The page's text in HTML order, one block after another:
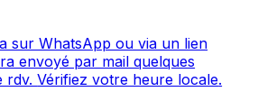
sur WhatsApp ou via un lien
envoyé par mail quelques
rdv.Vérifiez votre heure locale.